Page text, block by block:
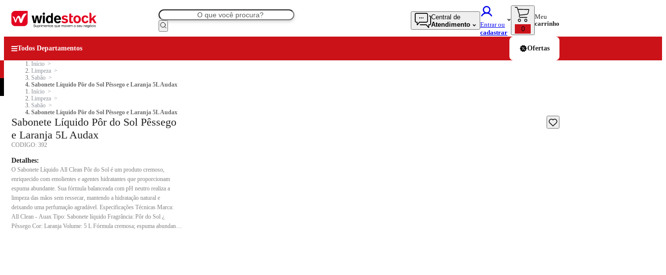
Central de
Atendimento
Entrar ou
cadastrar
0
Meu
carrinho
Todos Departamentos Ofertas
Início
Limpeza
Sabão
Sabonete Líquido Pôr do Sol Pêssego e Laranja 5L Audax
Início
Limpeza
Sabão
Sabonete Líquido Pôr do Sol Pêssego e Laranja 5L Audax
Sabonete Líquido Pôr do Sol Pêssego
e Laranja 5L Audax
CODIGO: 392
Detalhes:
O Sabonete Líquido All Clean Pôr do Sol é um produto cremoso,
enriquecido com emolientes e agentes hidratantes que proporcionam
espuma abundante. Sua fórmula balanceada com pH neutro realiza a
limpeza das mãos sem ressecar, mantendo a hidratação natural e
deixando uma perfumação agradável. Especificações Técnicas Marca:
All Clean - Auax Tipo: Sabonete líquido Fragrância: Pôr do Sol ¿
Pêssego Cor: Laranja Volume: 5 L Fórmula cremosa; espuma abundante;